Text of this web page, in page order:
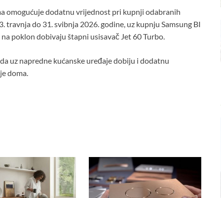
omogućuje dodatnu vrijednost pri kupnji odabranih
travnja do 31. svibnja 2026. godine, uz kupnju Samsung BI
poklon dobivaju štapni usisavač Jet 60 Turbo.
uz napredne kućanske uređaje dobiju i dodatnu
doma.